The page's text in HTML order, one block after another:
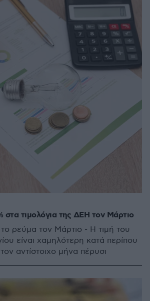
στα τιμολόγια της ΔΕΗ τον Μάρτιο
ρεύμα τον Μάρτιο - Η τιμή του
είναι χαμηλότερη κατά περίπου
αντίστοιχο μήνα πέρυσι